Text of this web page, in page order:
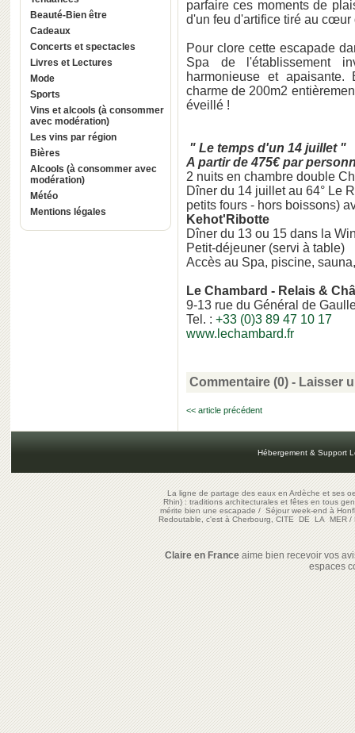
Beauté-Bien être
Cadeaux
Concerts et spectacles
Livres et Lectures
Mode
Sports
Vins et alcools (à consommer
avec modération)
Les vins par région
Bières
Alcools (à consommer avec
modération)
Météo
Mentions légales
parfaire ces moments de
d'un feu d'artifice tiré au
Pour clore cette escapade
Spa de l'établissement
harmonieuse et
charme de 200m2
éveillé !
" Le temps d'un 14 juillet "
A partir de 475€ par
2 nuits en chambre double
Dîner du 14 juillet au 64° Le
petits fours - hors boissons)
Kehot'Ribotte
Dîner du 13 ou 15 dans la
Petit-
Accès au Spa, piscine,
Le Chambard - Relais &
9-13 rue du Général de
Tel. : +33 (0)3 89 47 10 17
www.lechambard.fr
Commentaire (0) - Laisser
<< article précédent
Hébergement & Support
La ligne de partage des eaux en Ardèche et ses
Rhin) : traditions architecturales et fêtes en tous
mérite bien une escapade/Séjour week-end à
Redoutable, c'est à Cherbourg, CITE DE LA MER/
Claire en Franceaime bien recevoir vos
espaces